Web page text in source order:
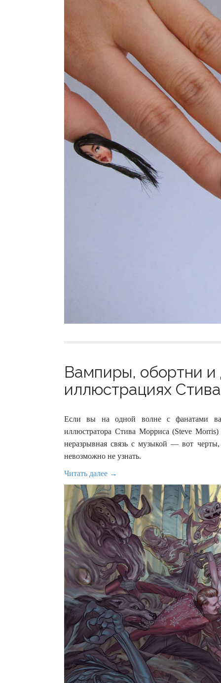
Вампиры, обортни и
иллюстрациях
Если вы на одной волне с фанатами
иллюстратора Стива Морриса (Steve
неразрывная связь с музыкой — вот
невозможно не узнать.
Читать далее →